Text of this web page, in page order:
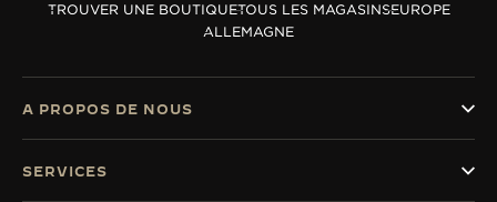
TROUVER UNE BOUTIQUETOUS LES MAGASINSEUROPE
ALLEMAGNE
A PROPOS DE NOUS
SERVICES